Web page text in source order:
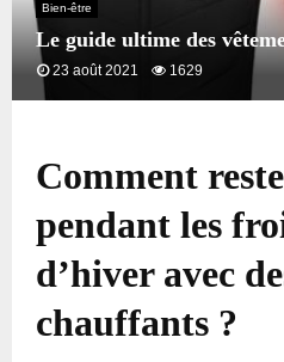
Bien-être
Le guide ultime des
23 août 2021 1629
Comment
pendant les
d’hiver avec
chauffants ?